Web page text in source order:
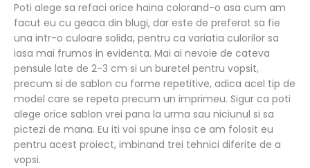
Poti alege sa refaci orice haina colorand-o asa cum am
facut eu cu geaca din blugi, dar este de preferat sa fie
una intr-o culoare solida, pentru ca variatia culorilor sa
iasa mai frumos in evidenta. Mai ai nevoie de cateva
pensule late de 2-3 cm si un buretel pentru vopsit,
precum si de sablon cu forme repetitive, adica acel tip de
model care se repeta precum un imprimeu. Sigur ca poti
alege orice sablon vrei pana la urma sau niciunul si sa
pictezi de mana. Eu iti voi spune insa ce am folosit eu
pentru acest proiect, imbinand trei tehnici diferite de a
vopsi.